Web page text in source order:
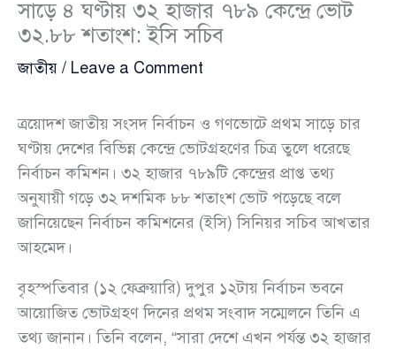
সাড়ে ৪ ঘণ্টায় ৩২ হাজার ৭৮৯ কেন্দ্রে ভোট
৩২.৮৮ শতাংশ: ইসি সচিব
জাতীয় / Leave a Comment
ত্রয়োদশ জাতীয় সংসদ নির্বাচন ও গণভোটে প্রথম সাড়ে চার
ঘণ্টায় দেশের বিভিন্ন কেন্দ্রে ভোটগ্রহণের চিত্র তুলে ধরেছে
নির্বাচন কমিশন। ৩২ হাজার ৭৮৯টি কেন্দ্রের প্রাপ্ত তথ্য
অনুযায়ী গড়ে ৩২ দশমিক ৮৮ শতাংশ ভোট পড়েছে বলে
জানিয়েছেন নির্বাচন কমিশনের (ইসি) সিনিয়র সচিব আখতার
আহমেদ।
বৃহস্পতিবার (১২ ফেব্রুয়ারি) দুপুর ১২টায় নির্বাচন ভবনে
আয়োজিত ভোটগ্রহণ দিনের প্রথম সংবাদ সম্মেলনে তিনি এ
তথ্য জানান। তিনি বলেন, “সারা দেশে এখন পর্যন্ত ৩২ হাজার